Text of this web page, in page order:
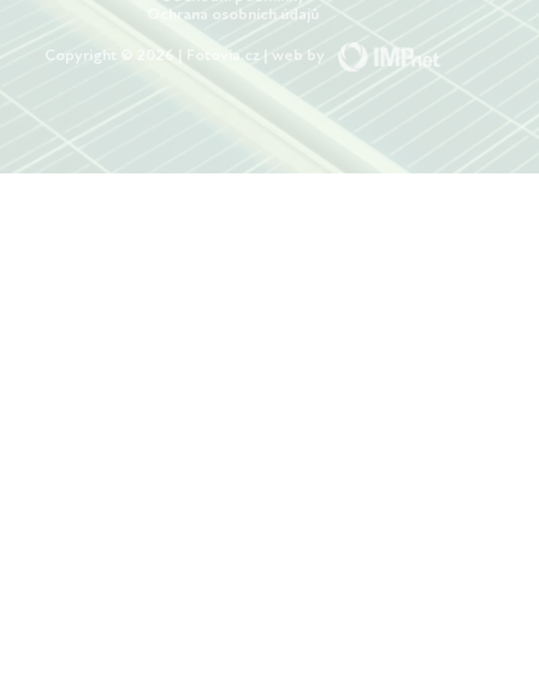
Ochrana osobních údajů
Copyright © 2026 | Fotovia.cz | web by